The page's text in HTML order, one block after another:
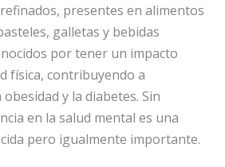
presentes en alimentos
galletas y bebidas
por tener un impacto
física, contribuyendo a
y la diabetes. Sin
en la salud mental es una
pero igualmente importante.